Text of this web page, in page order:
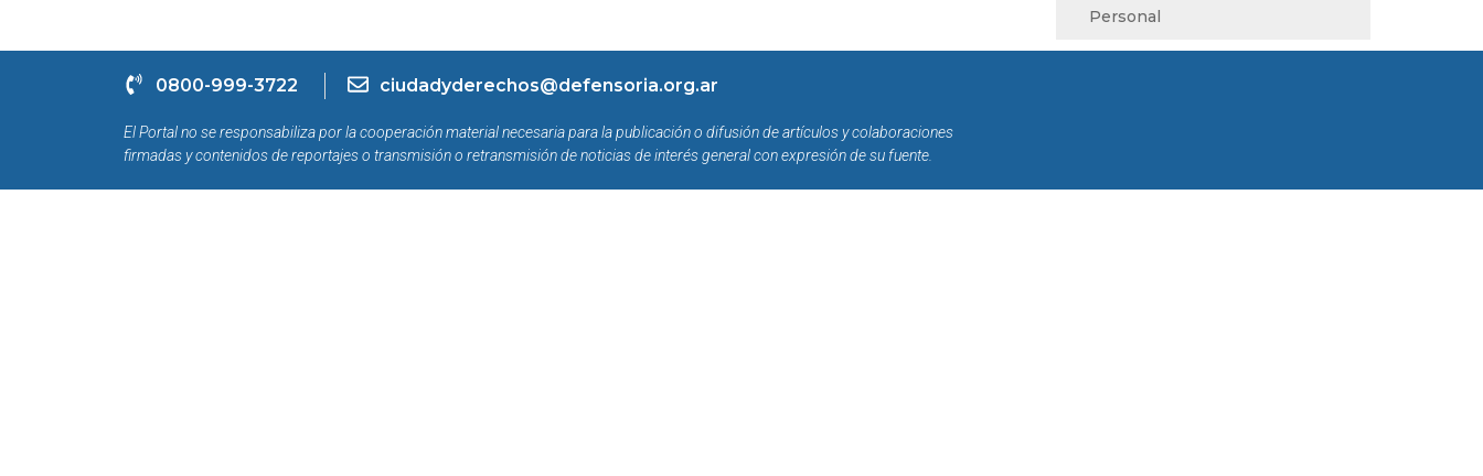
Personal
0800-999-3722 ciudadyderechos@defensoria.org.ar
El Portal no se responsabiliza por la cooperación material necesaria para la publicación o difusión de artículos y colaboraciones
firmadas y contenidos de reportajes o transmisión o retransmisión de noticias de interés general con expresión de su fuente.